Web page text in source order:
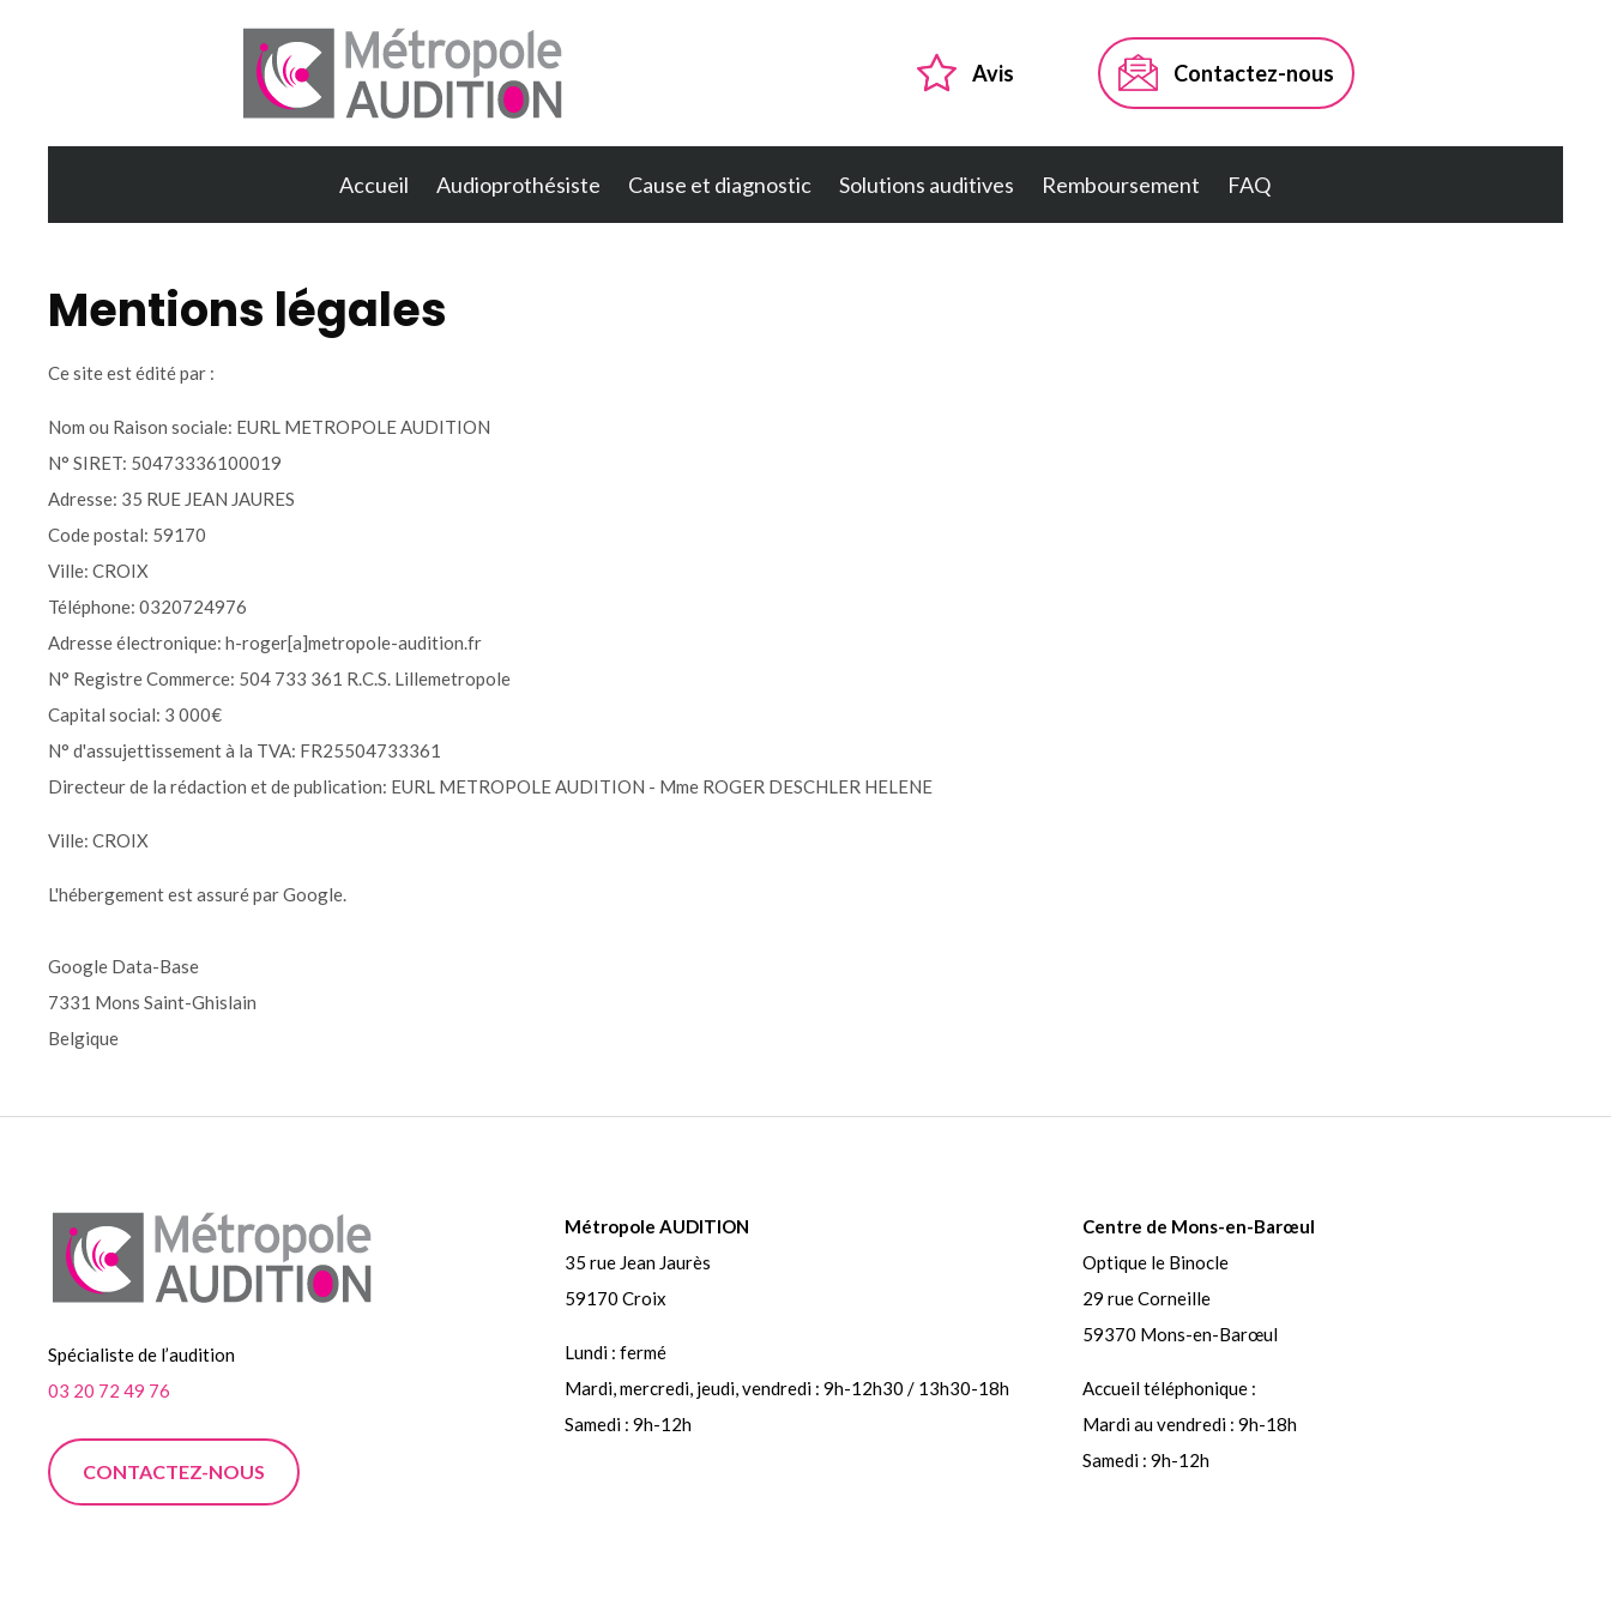
Avis Contactez-nous
Accueil Audioprothésiste Cause et diagnostic Solutions auditives Remboursement FAQ
Mentions légales
Ce site est édité par :
Nom ou Raison sociale: EURL METROPOLE AUDITION
N° SIRET: 50473336100019
Adresse: 35 RUE JEAN JAURES
Code postal: 59170
Ville: CROIX
Téléphone: 0320724976
Adresse électronique: h-roger[a]metropole-audition.fr
N° Registre Commerce: 504 733 361 R.C.S. Lillemetropole
Capital social: 3 000€
N° d'assujettissement à la TVA: FR25504733361
Directeur de la rédaction et de publication: EURL METROPOLE AUDITION - Mme ROGER DESCHLER HELENE
Ville: CROIX
L'hébergement est assuré par Google.
Google Data-Base
7331 Mons Saint-Ghislain
Belgique
Spécialiste de l’audition
03 20 72 49 76
CONTACTEZ-NOUS
Métropole AUDITION
35 rue Jean Jaurès
59170 Croix
Lundi : fermé
Mardi, mercredi, jeudi, vendredi : 9h-12h30 / 13h30-18h
Samedi : 9h-12h
Centre de Mons-en-Barœul
Optique le Binocle
29 rue Corneille
59370 Mons-en-Barœul
Accueil téléphonique :
Mardi au vendredi : 9h-18h
Samedi : 9h-12h